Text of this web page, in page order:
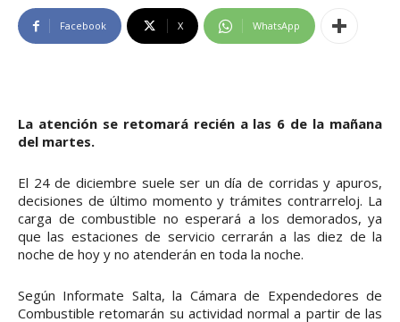
Facebook X WhatsApp
La atención se retomará recién a las 6 de la mañana
del martes.
El 24 de diciembre suele ser un día de corridas y apuros,
decisiones de último momento y trámites contrarreloj. La
carga de combustible no esperará a los demorados, ya
que las estaciones de servicio cerrarán a las diez de la
noche de hoy y no atenderán en toda la noche.
Según Informate Salta, la Cámara de Expendedores de
Combustible retomarán su actividad normal a partir de las